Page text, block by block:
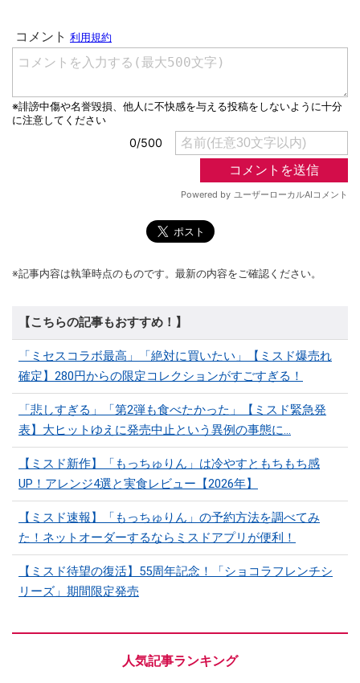
※記事内容は執筆時点のものです。最新の内容をご確認ください。
【こちらの記事もおすすめ！】
「ミセスコラボ最高」「絶対に買いたい」【ミスド爆売れ
確定】280円からの限定コレクションがすごすぎる！
「悲しすぎる」「第2弾も食べたかった」【ミスド緊急発
表】大ヒットゆえに発売中止という異例の事態に…
【ミスド新作】「もっちゅりん」は冷やすともちもち感
UP！アレンジ4選と実食レビュー【2026年】
【ミスド速報】「もっちゅりん」の予約方法を調べてみ
た！ネットオーダーするならミスドアプリが便利！
【ミスド待望の復活】55周年記念！「ショコラフレンチシ
リーズ」期間限定発売